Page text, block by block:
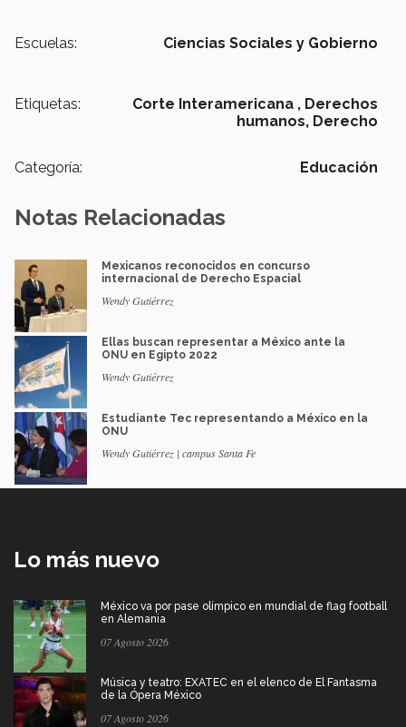
Escuelas: Ciencias Sociales y Gobierno
Etiquetas: Corte Interamericana , Derechos
humanos, Derecho
Categoría: Educación
Notas Relacionadas
Mexicanos reconocidos en concurso
internacional de Derecho Espacial
Wendy Gutiérrez
Ellas buscan representar a México ante la
ONU en Egipto 2022
Wendy Gutiérrez
Estudiante Tec representando a México en la
ONU
Wendy Gutiérrez | campus Santa Fe
Lo más nuevo
México va por pase olímpico en mundial de flag football
en Alemania
07 Agosto 2026
Música y teatro: EXATEC en el elenco de El Fantasma
de la Ópera México
07 Agosto 2026